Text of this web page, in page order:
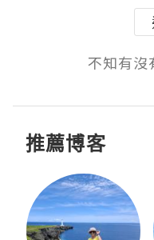
不知有沒
推薦博客